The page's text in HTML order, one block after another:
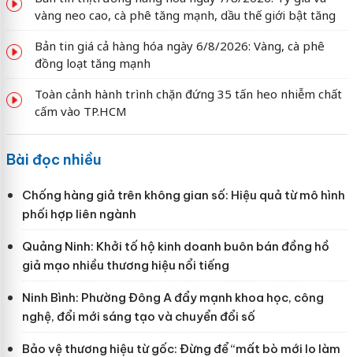
vàng neo cao, cà phê tăng mạnh, dầu thế giới bật tăng
Bản tin giá cả hàng hóa ngày 6/8/2026: Vàng, cà phê
đồng loạt tăng mạnh
Toàn cảnh hành trình chặn đứng 35 tấn heo nhiễm chất
cấm vào TP.HCM
Bài đọc nhiều
Chống hàng giả trên không gian số: Hiệu quả từ mô hình
phối hợp liên ngành
Quảng Ninh: Khởi tố hộ kinh doanh buôn bán đồng hồ
giả mạo nhiều thương hiệu nổi tiếng
Ninh Bình: Phường Đông A đẩy mạnh khoa học, công
nghệ, đổi mới sáng tạo và chuyển đổi số
Bảo vệ thương hiệu từ gốc: Đừng để “mất bò mới lo làm